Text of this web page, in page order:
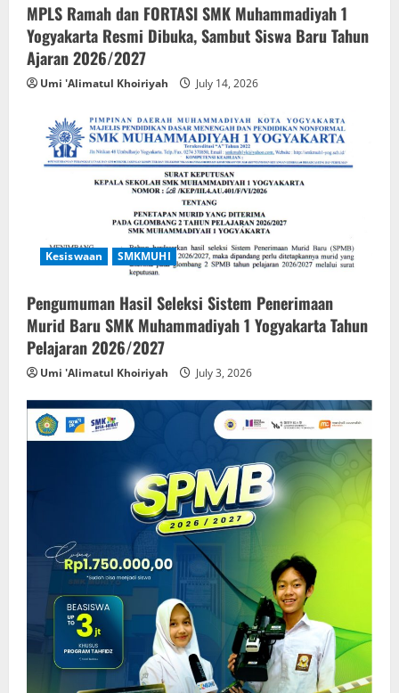
MPLS Ramah dan FORTASI SMK Muhammadiyah 1
Yogyakarta Resmi Dibuka, Sambut Siswa Baru Tahun
Ajaran 2026/2027
Umi 'Alimatul Khoiriyah July 14, 2026
Kesiswaan SMKMUHI
Pengumuman Hasil Seleksi Sistem Penerimaan
Murid Baru SMK Muhammadiyah 1 Yogyakarta Tahun
Pelajaran 2026/2027
Umi 'Alimatul Khoiriyah July 3, 2026